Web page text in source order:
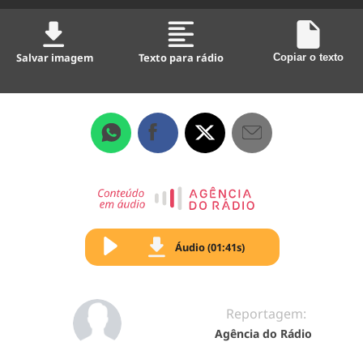
Salvar imagem Texto para rádio Copiar o texto
Áudio (01:41s)
Reportagem:
Agência do Rádio